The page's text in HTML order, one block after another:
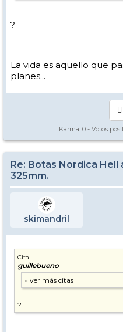
?
La vida es aquello que
planes...
Karma: 0 - Votos
Re: Botas Nordica Hell
325mm.
skimandril
Cita
guillebueno
?